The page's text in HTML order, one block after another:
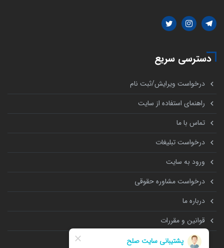
دسترسی سریع
درخواست ویرایش/ثبت نام
راهنمای استفاده از سایت
تماس با ما
درخواست تبلیغات
ورود به سایت
درخواست مشاوره حقوقی
درباره ما
قوانین و مقررات